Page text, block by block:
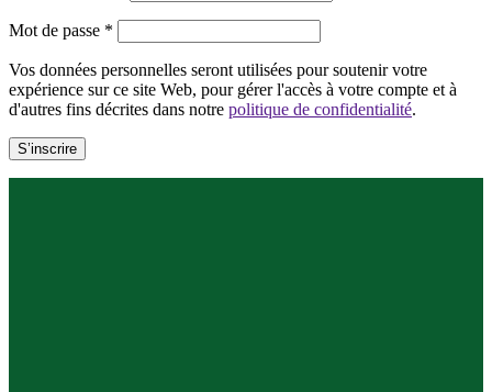
Mot de passe *
Vos données personnelles seront utilisées pour soutenir votre
expérience sur ce site Web, pour gérer l'accès à votre compte et à
d'autres fins décrites dans notre politique de confidentialité.
S’inscrire